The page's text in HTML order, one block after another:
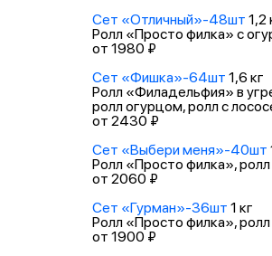
Сет «Отличный»-48шт 1,2
Ролл «Просто филка» с
от 1980 ₽
Сет «Фишка»-64шт 1,6 кг
Ролл «Филадельфия» в
ролл огурцом, ролл с
от 2430 ₽
Сет «Выбери меня»-40шт
Ролл «Просто филка»,
от 2060 ₽
Сет «Гурман»-36шт 1 кг
Ролл «Просто филка»,
от 1900 ₽